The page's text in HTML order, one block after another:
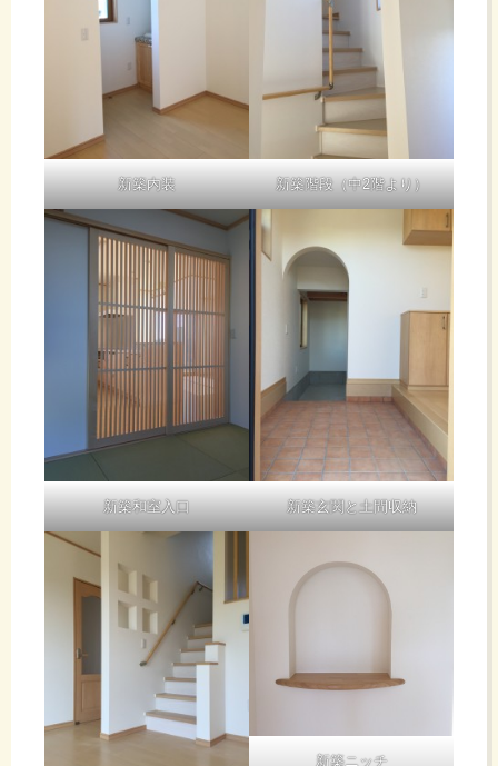
新築内装 新築階段（中2階より）
新築和室入口 新築玄関と土間収納
新築ニッチ